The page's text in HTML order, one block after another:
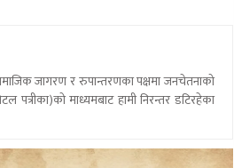
जागरण र रुपान्तरणका पक्षमा जनचेतनाको
माध्यमबाट हामी निरन्तर डटिरहेका